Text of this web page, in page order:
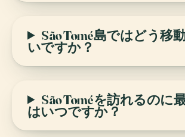
São Tomé島ではどう移
いですか？
São Toméを訪れるのに
はいつですか？